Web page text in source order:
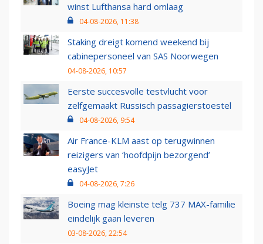
winst Lufthansa hard omlaag
04-08-2026, 11:38
Staking dreigt komend weekend bij
cabinepersoneel van SAS Noorwegen
04-08-2026, 10:57
Eerste succesvolle testvlucht voor
zelfgemaakt Russisch passagierstoestel
04-08-2026, 9:54
Air France-KLM aast op terugwinnen
reizigers van ‘hoofdpijn bezorgend’
easyJet
04-08-2026, 7:26
Boeing mag kleinste telg 737 MAX-familie
eindelijk gaan leveren
03-08-2026, 22:54